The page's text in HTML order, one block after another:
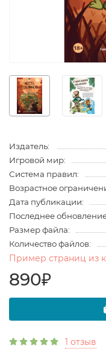
Издатель:
Игровой мир:
Система правил:
Возрастное
Дата публикации:
Последнее
Размер файла:
Количество файлов:
Пример страниц из
890₽
1 отзыв